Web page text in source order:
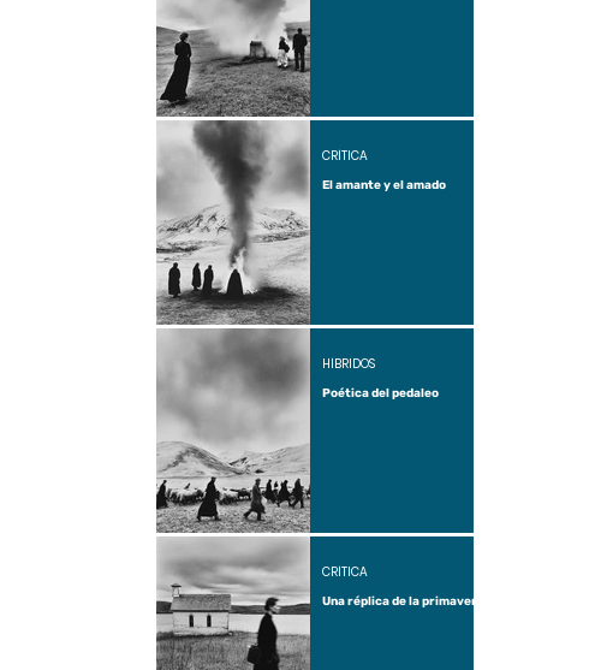
El amante y el amado
CRÍTICA
Poética del pedaleo
HÍBRIDOS
Una réplica de la primavera
CRÍTICA